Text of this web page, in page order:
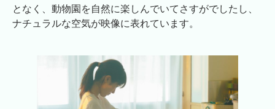
となく、動物園を自然に楽しんでいてさすがでしたし、
ナチュラルな空気が映像に表れています。